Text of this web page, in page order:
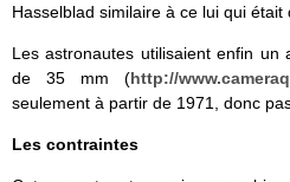
Hasselblad similaire à ce lui qui était
Les astronautes utilisaient enfin un
de 35 mm (http://
seulement à partir de 1971, donc pas
Les contraintes